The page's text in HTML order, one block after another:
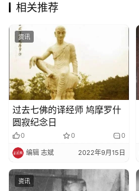
相关推荐
资讯
过去七佛的译经师 鸠摩罗什
圆寂纪念日
0 0 0
编辑 志斌 2022年9月15日
资讯